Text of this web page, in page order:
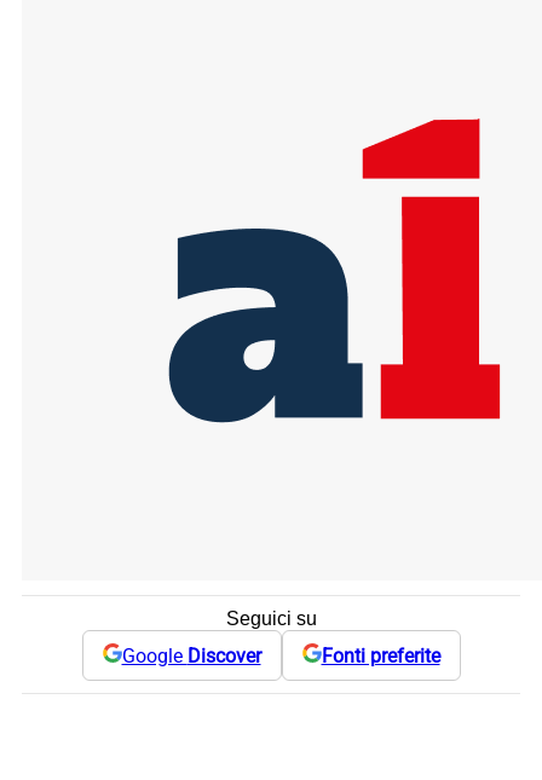
Seguici su
Google Discover Fonti preferite